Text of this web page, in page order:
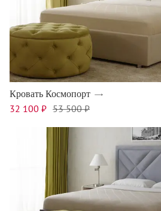
Кровать Космопорт
32 100 ₽ 53 500 ₽